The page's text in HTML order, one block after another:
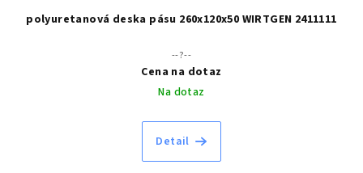
polyuretanová deska pásu 260x120x50 WIRTGEN 2411111
--?--
Cena na dotaz
Na dotaz
Detail